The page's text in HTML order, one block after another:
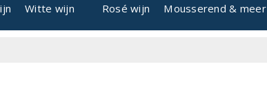
Witte wijn Rosé wijn Mousserend & meer